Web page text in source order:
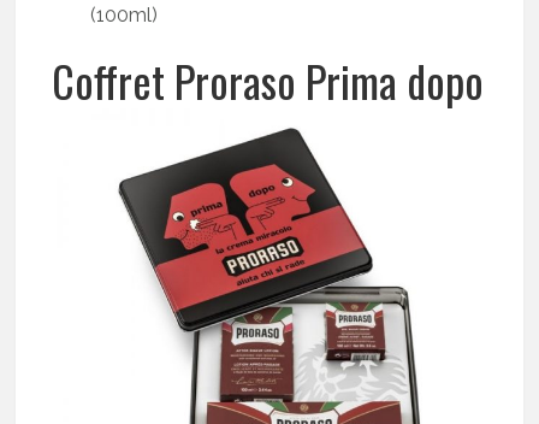
(100ml)
Coffret Proraso Prima dopo